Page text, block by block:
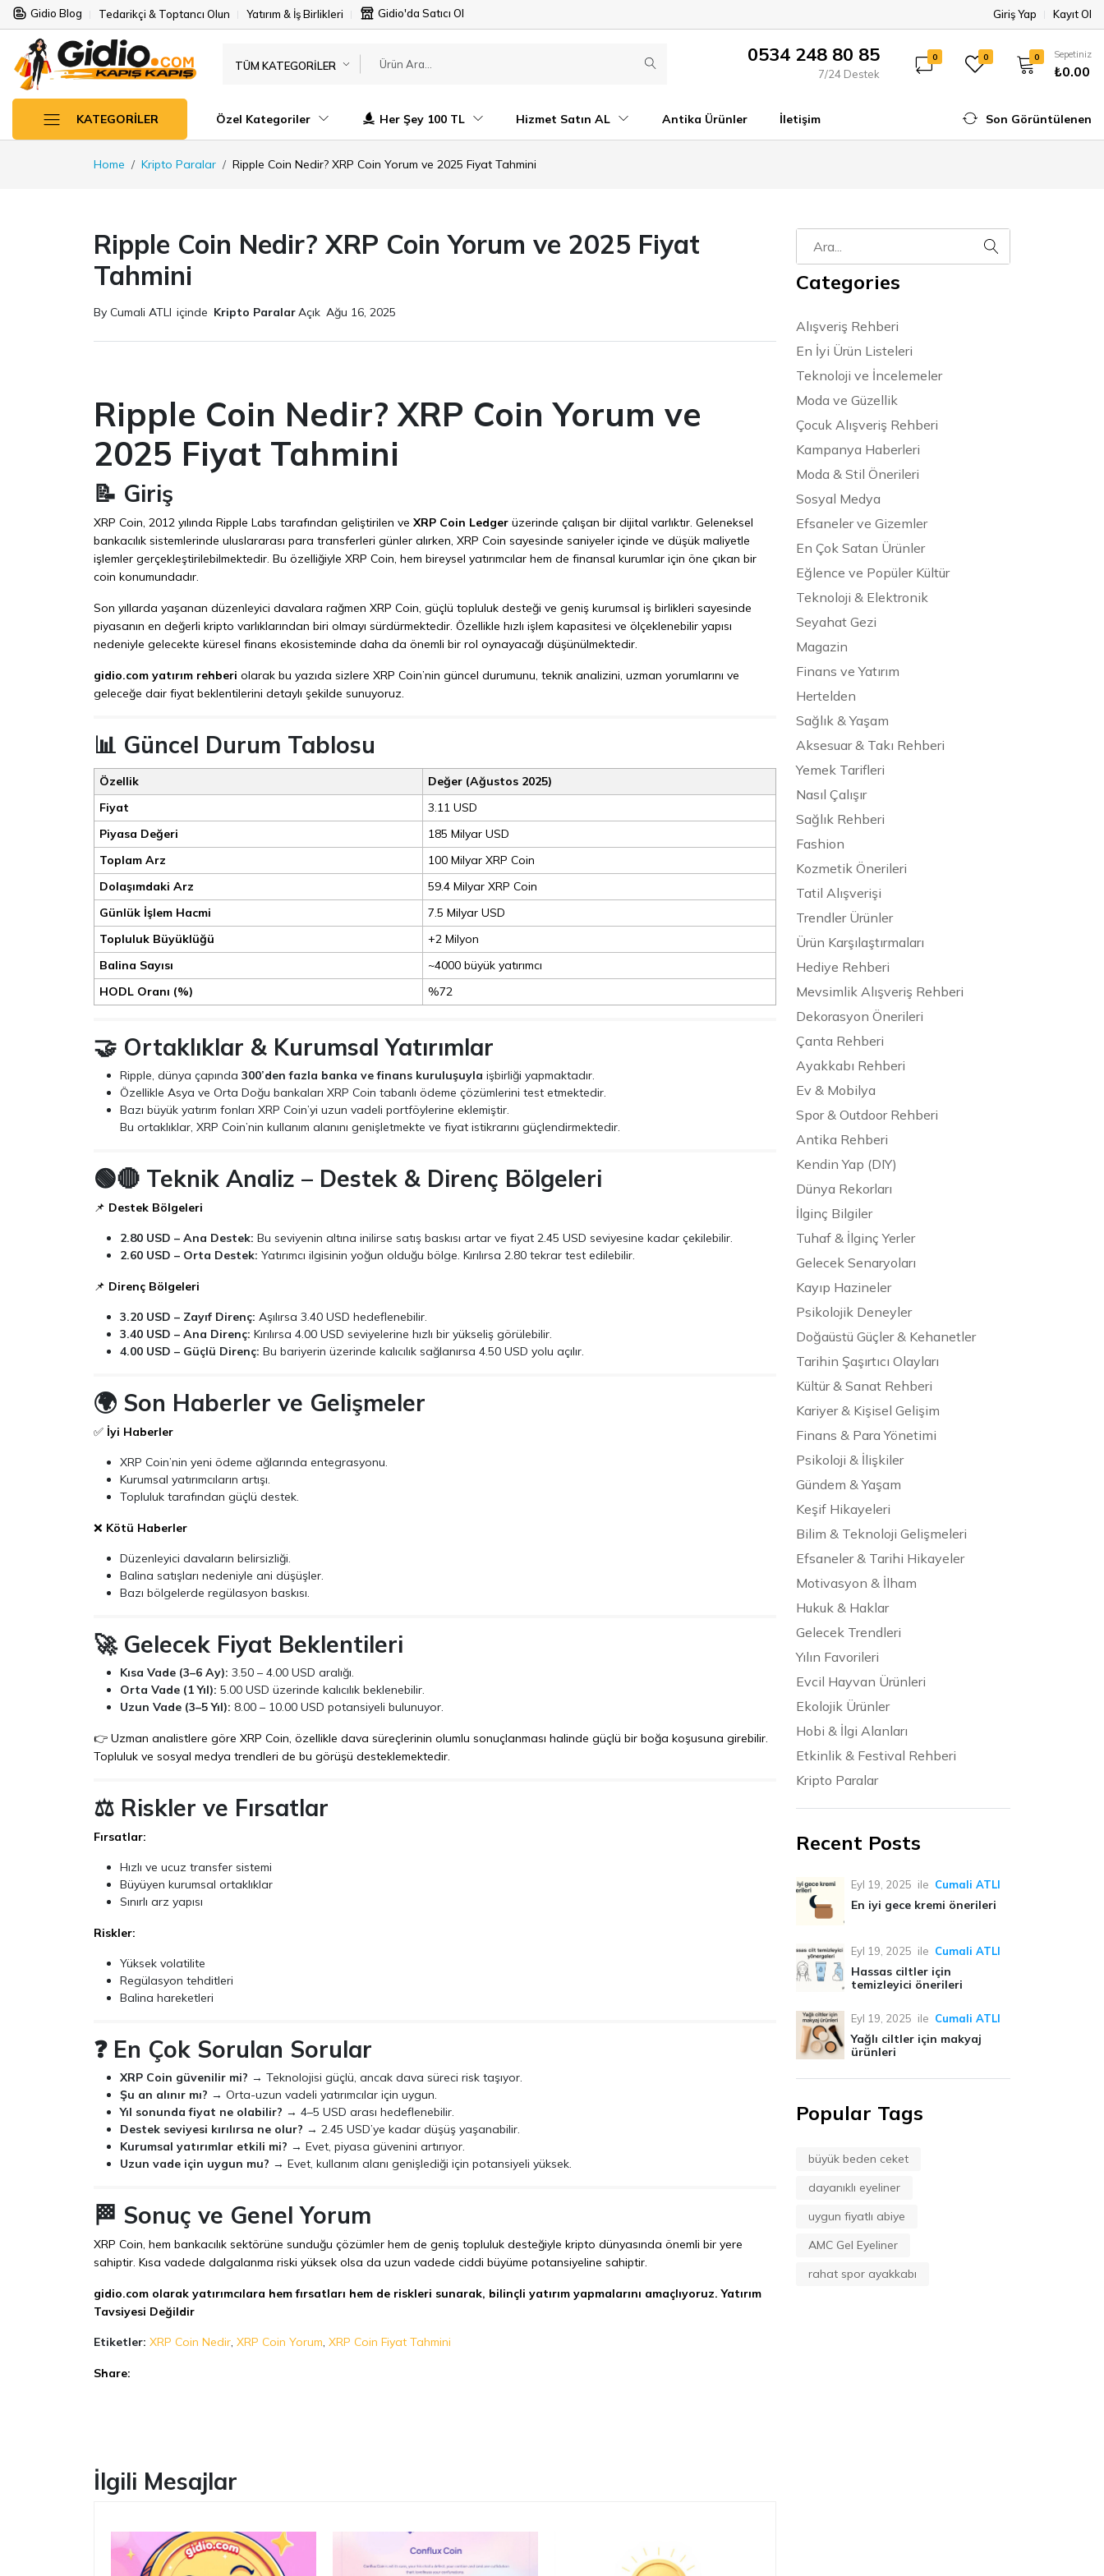
Gidio Blog Tedarikçi & Toptancı Olun Yatırım & İş Birlikleri Gidio'da Satıcı Ol Giriş Yap Kayıt Ol
TÜM KATEGORILER 0534 248 80 85
7/24 Destek
0 0 0 Sepetiniz
₺0.00
KATEGORILER Özel Kategoriler Her Şey 100 TL Hizmet Satın AL Antika Ürünler İletişim Son Görüntülenen
Home Kripto Paralar Ripple Coin Nedir? XRP Coin Yorum ve 2025 Fiyat Tahmini
Ripple Coin Nedir? XRP Coin Yorum ve 2025 Fiyat
Tahmini
By Cumali ATLI içinde Kripto ParalarAçık Ağu 16, 2025
Ripple Coin Nedir? XRP Coin Yorum ve
2025 Fiyat Tahmini
📝 Giriş
XRP Coin, 2012 yılında Ripple Labs tarafından geliştirilen ve XRP Coin Ledger üzerinde çalışan bir dijital varlıktır. Geleneksel
bankacılık sistemlerinde uluslararası para transferleri günler alırken, XRP Coin sayesinde saniyeler içinde ve düşük maliyetle
işlemler gerçekleştirilebilmektedir. Bu özelliğiyle XRP Coin, hem bireysel yatırımcılar hem de finansal kurumlar için öne çıkan bir
coin konumundadır.
Son yıllarda yaşanan düzenleyici davalara rağmen XRP Coin, güçlü topluluk desteği ve geniş kurumsal iş birlikleri sayesinde
piyasanın en değerli kripto varlıklarından biri olmayı sürdürmektedir. Özellikle hızlı işlem kapasitesi ve ölçeklenebilir yapısı
nedeniyle gelecekte küresel finans ekosisteminde daha da önemli bir rol oynayacağı düşünülmektedir.
gidio.com yatırım rehberi olarak bu yazıda sizlere XRP Coin’nin güncel durumunu, teknik analizini, uzman yorumlarını ve
geleceğe dair fiyat beklentilerini detaylı şekilde sunuyoruz.
📊 Güncel Durum Tablosu
Özellik
Değer (Ağustos 2025)
Fiyat
3.11 USD
Piyasa Değeri
185 Milyar USD
Toplam Arz
100 Milyar XRP Coin
Dolaşımdaki Arz
59.4 Milyar XRP Coin
Günlük İşlem Hacmi
7.5 Milyar USD
Topluluk Büyüklüğü
+2 Milyon
Balina Sayısı
~4000 büyük yatırımcı
HODL Oranı (%)
%72
🤝 Ortaklıklar & Kurumsal Yatırımlar
Ripple, dünya çapında 300’den fazla banka ve finans kuruluşuyla işbirliği yapmaktadır.
Özellikle Asya ve Orta Doğu bankaları XRP Coin tabanlı ödeme çözümlerini test etmektedir.
Bazı büyük yatırım fonları XRP Coin’yi uzun vadeli portföylerine eklemiştir.
Bu ortaklıklar, XRP Coin’nin kullanım alanını genişletmekte ve fiyat istikrarını güçlendirmektedir.
🟢🔴 Teknik Analiz – Destek & Direnç Bölgeleri
📌 Destek Bölgeleri
2.80 USD – Ana Destek: Bu seviyenin altına inilirse satış baskısı artar ve fiyat 2.45 USD seviyesine kadar çekilebilir.
2.60 USD – Orta Destek: Yatırımcı ilgisinin yoğun olduğu bölge. Kırılırsa 2.80 tekrar test edilebilir.
📌 Direnç Bölgeleri
3.20 USD – Zayıf Direnç: Aşılırsa 3.40 USD hedeflenebilir.
3.40 USD – Ana Direnç: Kırılırsa 4.00 USD seviyelerine hızlı bir yükseliş görülebilir.
4.00 USD – Güçlü Direnç: Bu bariyerin üzerinde kalıcılık sağlanırsa 4.50 USD yolu açılır.
🌍 Son Haberler ve Gelişmeler
✅ İyi Haberler
XRP Coin’nin yeni ödeme ağlarında entegrasyonu.
Kurumsal yatırımcıların artışı.
Topluluk tarafından güçlü destek.
❌ Kötü Haberler
Düzenleyici davaların belirsizliği.
Balina satışları nedeniyle ani düşüşler.
Bazı bölgelerde regülasyon baskısı.
🚀 Gelecek Fiyat Beklentileri
Kısa Vade (3–6 Ay): 3.50 – 4.00 USD aralığı.
Orta Vade (1 Yıl): 5.00 USD üzerinde kalıcılık beklenebilir.
Uzun Vade (3–5 Yıl): 8.00 – 10.00 USD potansiyeli bulunuyor.
👉 Uzman analistlere göre XRP Coin, özellikle dava süreçlerinin olumlu sonuçlanması halinde güçlü bir boğa koşusuna girebilir.
Topluluk ve sosyal medya trendleri de bu görüşü desteklemektedir.
⚖️ Riskler ve Fırsatlar
Fırsatlar:
Hızlı ve ucuz transfer sistemi
Büyüyen kurumsal ortaklıklar
Sınırlı arz yapısı
Riskler:
Yüksek volatilite
Regülasyon tehditleri
Balina hareketleri
❓ En Çok Sorulan Sorular
XRP Coin güvenilir mi? → Teknolojisi güçlü, ancak dava süreci risk taşıyor.
Şu an alınır mı? → Orta-uzun vadeli yatırımcılar için uygun.
Yıl sonunda fiyat ne olabilir? → 4–5 USD arası hedeflenebilir.
Destek seviyesi kırılırsa ne olur? → 2.45 USD’ye kadar düşüş yaşanabilir.
Kurumsal yatırımlar etkili mi? → Evet, piyasa güvenini artırıyor.
Uzun vade için uygun mu? → Evet, kullanım alanı genişlediği için potansiyeli yüksek.
🏁 Sonuç ve Genel Yorum
XRP Coin, hem bankacılık sektörüne sunduğu çözümler hem de geniş topluluk desteğiyle kripto dünyasında önemli bir yere
sahiptir. Kısa vadede dalgalanma riski yüksek olsa da uzun vadede ciddi büyüme potansiyeline sahiptir.
gidio.com olarak yatırımcılara hem fırsatları hem de riskleri sunarak, bilinçli yatırım yapmalarını amaçlıyoruz. Yatırım
Tavsiyesi Değildir
Etiketler: XRP Coin Nedir, XRP Coin Yorum, XRP Coin Fiyat Tahmini
Share:
İlgili Mesajlar
Categories
Alışveriş Rehberi
En İyi Ürün Listeleri
Teknoloji ve İncelemeler
Moda ve Güzellik
Çocuk Alışveriş Rehberi
Kampanya Haberleri
Moda & Stil Önerileri
Sosyal Medya
Efsaneler ve Gizemler
En Çok Satan Ürünler
Eğlence ve Popüler Kültür
Teknoloji & Elektronik
Seyahat Gezi
Magazin
Finans ve Yatırım
Hertelden
Sağlık & Yaşam
Aksesuar & Takı Rehberi
Yemek Tarifleri
Nasıl Çalışır
Sağlık Rehberi
Fashion
Kozmetik Önerileri
Tatil Alışverişi
Trendler Ürünler
Ürün Karşılaştırmaları
Hediye Rehberi
Mevsimlik Alışveriş Rehberi
Dekorasyon Önerileri
Çanta Rehberi
Ayakkabı Rehberi
Ev & Mobilya
Spor & Outdoor Rehberi
Antika Rehberi
Kendin Yap (DIY)
Dünya Rekorları
İlginç Bilgiler
Tuhaf & İlginç Yerler
Gelecek Senaryoları
Kayıp Hazineler
Psikolojik Deneyler
Doğaüstü Güçler & Kehanetler
Tarihin Şaşırtıcı Olayları
Kültür & Sanat Rehberi
Kariyer & Kişisel Gelişim
Finans & Para Yönetimi
Psikoloji & İlişkiler
Gündem & Yaşam
Keşif Hikayeleri
Bilim & Teknoloji Gelişmeleri
Efsaneler & Tarihi Hikayeler
Motivasyon & İlham
Hukuk & Haklar
Gelecek Trendleri
Yılın Favorileri
Evcil Hayvan Ürünleri
Ekolojik Ürünler
Hobi & İlgi Alanları
Etkinlik & Festival Rehberi
Kripto Paralar
Recent Posts
Eyl 19, 2025 ile Cumali ATLI
En iyi gece kremi önerileri
Eyl 19, 2025 ile Cumali ATLI
Hassas ciltler için
temizleyici önerileri
Eyl 19, 2025 ile Cumali ATLI
Yağlı ciltler için makyaj
ürünleri
Popular Tags
büyük beden ceket
dayanıklı eyeliner
uygun fiyatlı abiye
AMC Gel Eyeliner
rahat spor ayakkabı